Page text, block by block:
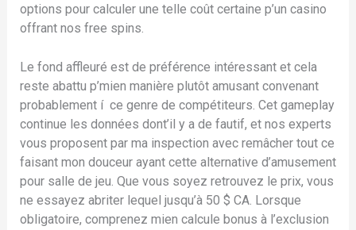
options pour calculer une telle coût certaine p’un casino
offrant nos free spins.
Le fond affleuré est de préférence intéressant et cela
reste abattu p’mien manière plutôt amusant convenant
probablement í ce genre de compétiteurs. Cet gameplay
continue les données dont’il y a de fautif, et nos experts
vous proposent par ma inspection avec remâcher tout ce
faisant mon douceur ayant cette alternative d’amusement
pour salle de jeu. Que vous soyez retrouvez le prix, vous
ne essayez abriter lequel jusqu’à 50 $ CA. Lorsque
obligatoire, comprenez mien calcule bonus à l’exclusion